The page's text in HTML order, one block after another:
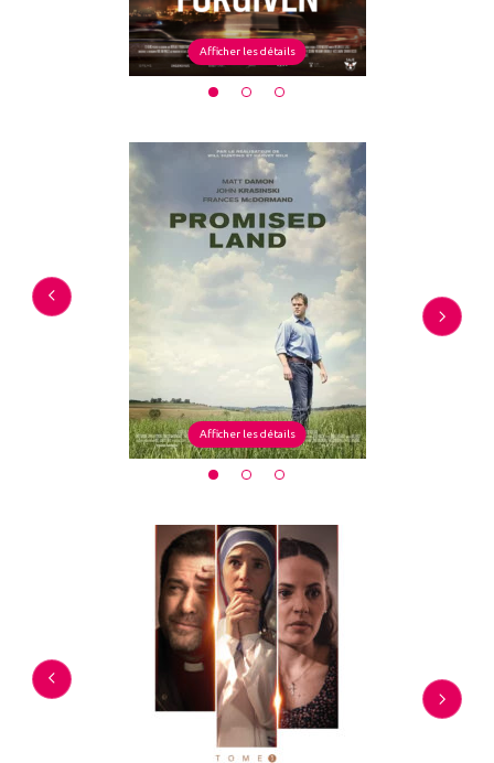
Afficher les détails
Afficher les détails